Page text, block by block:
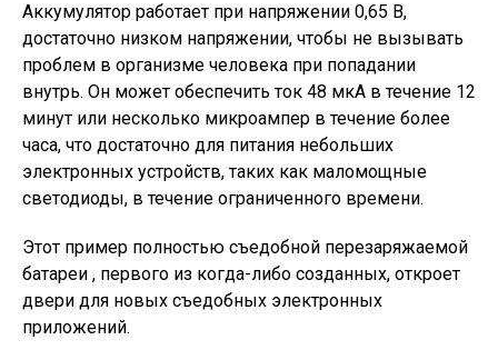
Аккумулятор работает при напряжении 0,65 В,
достаточно низком напряжении, чтобы не вызывать
проблем в организме человека при попадании
внутрь. Он может обеспечить ток 48 мкА в течение 12
минут или несколько микроампер в течение более
часа, что достаточно для питания небольших
электронных устройств, таких как маломощные
светодиоды, в течение ограниченного времени.
Этот пример полностью съедобной перезаряжаемой
батареи , первого из когда-либо созданных, откроет
двери для новых съедобных электронных
приложений.